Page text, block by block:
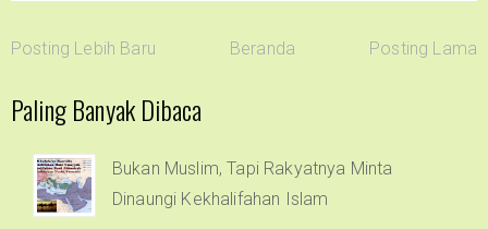
Posting Lebih Baru Beranda Posting Lama
Paling Banyak Dibaca
Bukan Muslim, Tapi Rakyatnya Minta
Dinaungi Kekhalifahan Islam